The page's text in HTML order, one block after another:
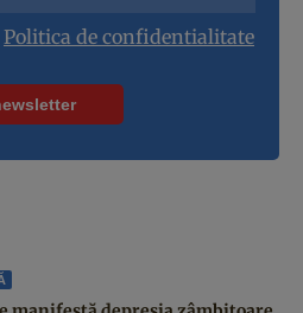
Politica de confidentialitate